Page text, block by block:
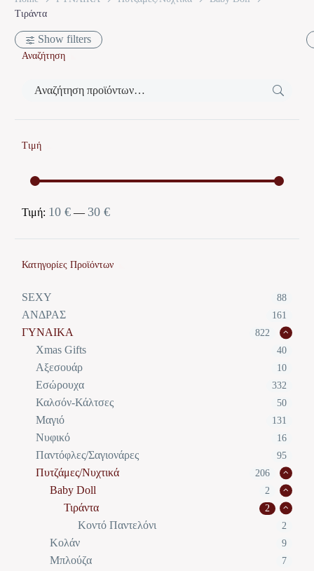
Τιράντα
Show filters
Αναζήτηση
Τιμή
Ελάχιστη
Μέγιστη
Τιμή: 10 € — 30 €
Κατηγορίες Προϊόντων
SEXY 88
ΑΝΔΡΑΣ 161
ΓΥΝΑΙΚΑ 822
Xmas Gifts 40
Αξεσουάρ 10
Εσώρουχα 332
Καλσόν-Κάλτσες 50
Μαγιό 131
Νυφικό 16
Παντόφλες/Σαγιονάρες 95
Πυτζάμες/Νυχτικά 206
Baby Doll 2
Τιράντα 2
Κοντό Παντελόνι 2
Κολάν 9
Μπλούζα 7